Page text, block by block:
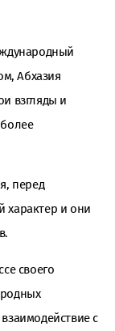
Абхазия
взгляды и
перед
характер и они
своего
с